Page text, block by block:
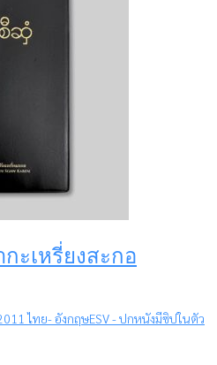
ะเหรี่ยงสะกอ